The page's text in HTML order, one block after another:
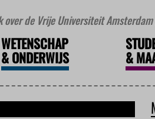
de Vrije Universiteit
WETENSCHAP
&ONDERWIJS &